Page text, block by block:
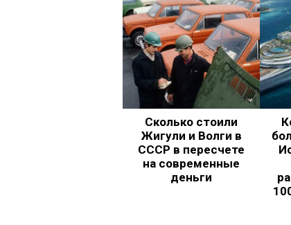
Сколько стоили
Жигули и Волги в
СССР в пересчете
на современные
деньги